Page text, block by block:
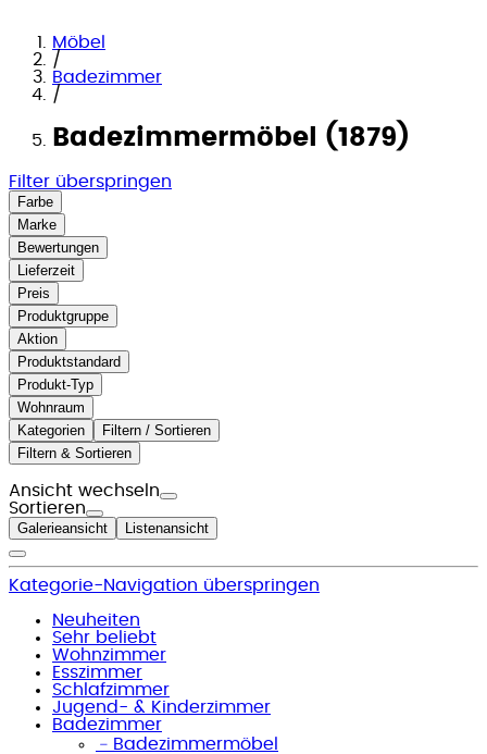
Möbel
/
Badezimmer
/
Badezimmermöbel (1879)
Filter überspringen
Farbe
Marke
Bewertungen
Lieferzeit
Preis
Produktgruppe
Aktion
Produktstandard
Produkt-Typ
Wohnraum
Kategorien
Filtern / Sortieren
Filtern & Sortieren
Ansicht wechseln
Sortieren
Galerieansicht Listenansicht
Kategorie-Navigation überspringen
Neuheiten
Sehr beliebt
Wohnzimmer
Esszimmer
Schlafzimmer
Jugend- & Kinderzimmer
Badezimmer
﹣ Badezimmermöbel